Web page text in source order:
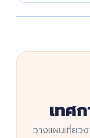
เทศ
วางแผนเที่ยว